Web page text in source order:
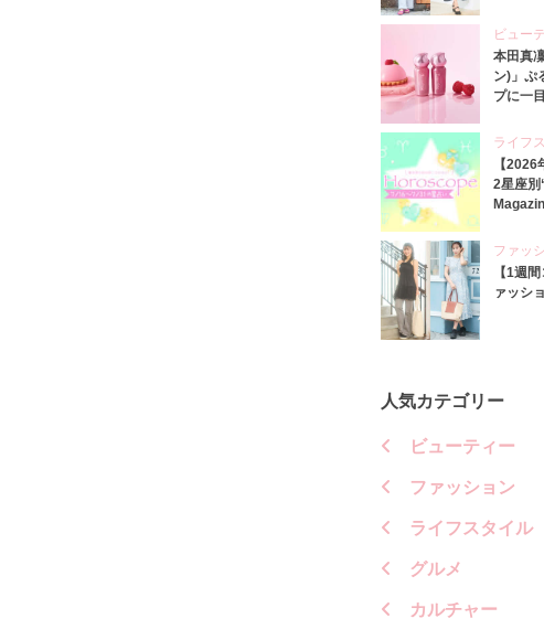
ビュー
本田真
ン)」ぷ
プに一
ライフ
【
2星座別
ファッ
【1週
ァッシ
人気カテゴリー
ビューティー
ファッション
ライフスタイル
グルメ
カルチャー